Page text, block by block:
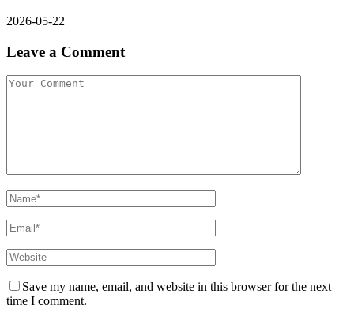
2026-05-22
Leave a Comment
Save my name, email, and website in this browser for the next
time I comment.